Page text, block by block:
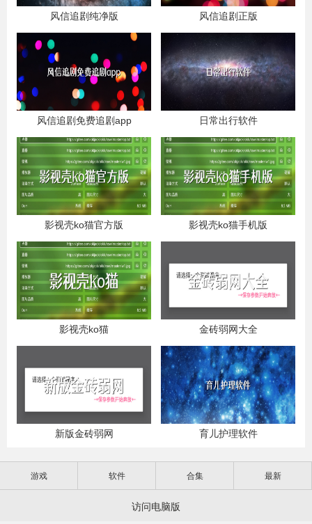
风信追剧纯净版 风信追剧正版
风信追剧免费追剧app 日常出行软件
影视壳ko猫官方版 影视壳ko猫手机版
影视壳ko猫 金砖弱网大全
新版金砖弱网 育儿护理软件
游戏 软件 合集 最新
访问电脑版